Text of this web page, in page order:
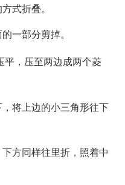
式折叠。
一部分剪掉。
平，压至两边成两个菱
将上边的小三角形往下
方同样往里折，照着中